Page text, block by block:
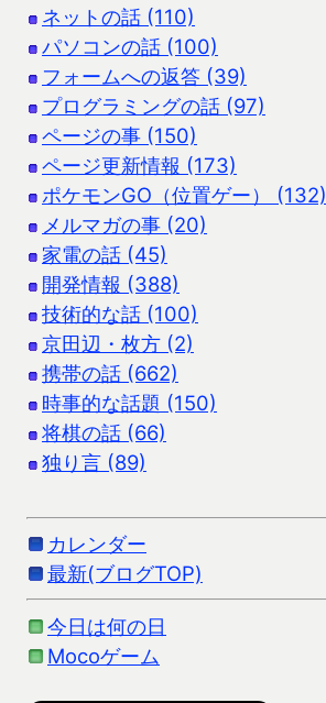
ネットの話 (110)
パソコンの話 (100)
フォームへの返答 (39)
プログラミングの話 (97)
ページの事 (150)
ページ更新情報 (173)
ポケモンGO（位置ゲー） (132)
メルマガの事 (20)
家電の話 (45)
開発情報 (388)
技術的な話 (100)
京田辺・枚方 (2)
携帯の話 (662)
時事的な話題 (150)
将棋の話 (66)
独り言 (89)
カレンダー
最新(ブログTOP)
今日は何の日
Mocoゲーム